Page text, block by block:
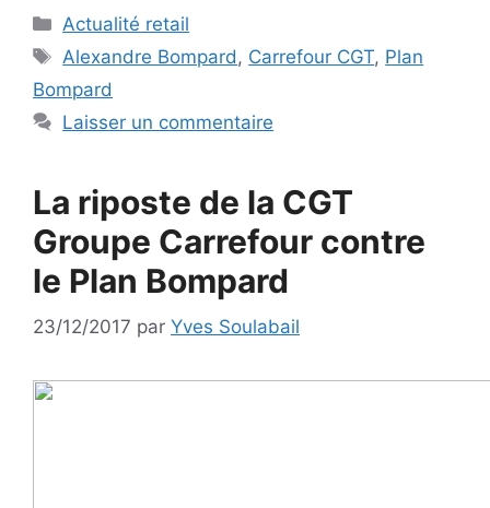
Catégories
Actualité retail
Étiquettes
Alexandre Bompard, Carrefour CGT, Plan
Bompard
Laisser un commentaire
La riposte de la CGT
Groupe Carrefour contre
le Plan Bompard
23/12/2017 par Yves Soulabail